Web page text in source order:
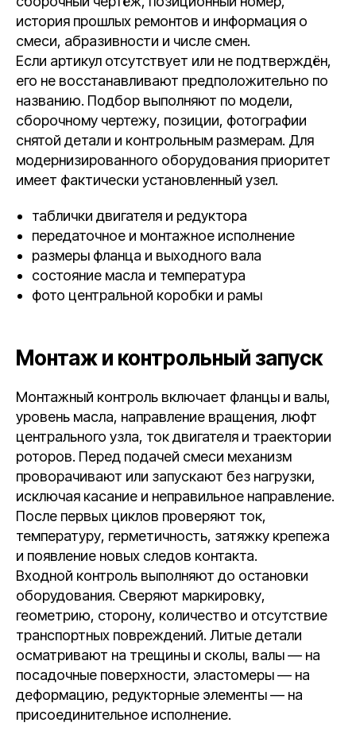
история прошлых ремонтов и информация о
смеси, абразивности и числе смен.
Если артикул отсутствует или не подтверждён,
его не восстанавливают предположительно по
названию. Подбор выполняют по модели,
сборочному чертежу, позиции, фотографии
снятой детали и контрольным размерам. Для
модернизированного оборудования приоритет
имеет фактически установленный узел.
таблички двигателя и редуктора
передаточное и монтажное исполнение
размеры фланца и выходного вала
состояние масла и температура
фото центральной коробки и рамы
Монтаж и контрольный запуск
Монтажный контроль включает фланцы и валы,
уровень масла, направление вращения, люфт
центрального узла, ток двигателя и траектории
роторов. Перед подачей смеси механизм
проворачивают или запускают без нагрузки,
исключая касание и неправильное направление.
После первых циклов проверяют ток,
температуру, герметичность, затяжку крепежа
и появление новых следов контакта.
Входной контроль выполняют до остановки
оборудования. Сверяют маркировку,
геометрию, сторону, количество и отсутствие
транспортных повреждений. Литые детали
осматривают на трещины и сколы, валы — на
посадочные поверхности, эластомеры — на
деформацию, редукторные элементы — на
присоединительное исполнение.